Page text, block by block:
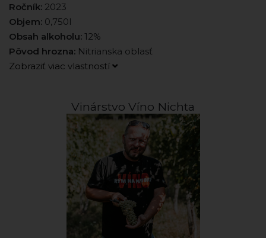
Ročník: 2023
Objem: 0,750l
Obsah alkoholu: 12%
Pôvod hrozna: Nitrianska oblasť
Zobraziť viac vlastností
Vinárstvo Víno Nichta